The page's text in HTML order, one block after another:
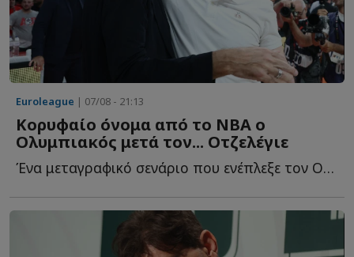
Euroleague | 07/08 - 21:13
Κορυφαίο όνομα από το NBA ο
Ολυμπιακός μετά τον... Οτζελέγιε
Ένα μεταγραφικό σενάριο που ενέπλεξε τον Ολυμπιακό κ...